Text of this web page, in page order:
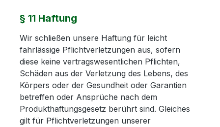
§ 11 Haftung
Wir schließen unsere Haftung für leicht
fahrlässige Pflichtverletzungen aus, sofern
diese keine vertragswesentlichen Pflichten,
Schäden aus der Verletzung des Lebens, des
Körpers oder der Gesundheit oder Garantien
betreffen oder Ansprüche nach dem
Produkthaftungsgesetz berührt sind. Gleiches
gilt für Pflichtverletzungen unserer